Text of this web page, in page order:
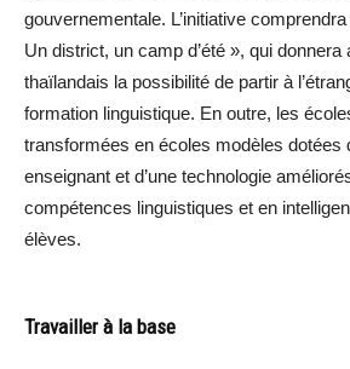
gouvernementale. L’initiative
Un district, un camp d’été », qui donnera
thaïlandais la possibilité de partir à
formation linguistique. En outre, les
transformées en écoles modèles dotées
enseignant et d’une technologie
compétences linguistiques et en
élèves.
Travailler à la base